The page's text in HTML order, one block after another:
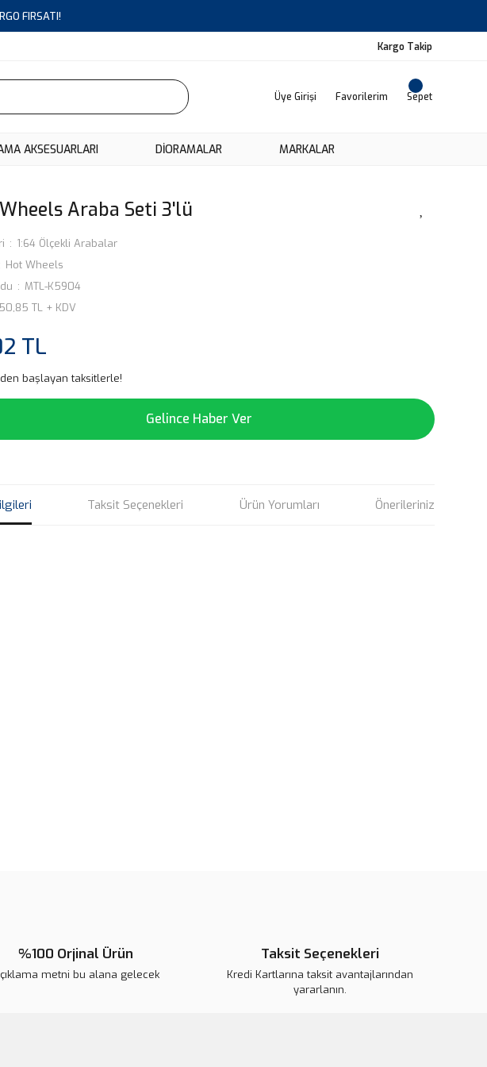
FIRSATI!
Kargo Takip
Üye Girişi Favorilerim Sepet
AKSESUARLARI DIORAMALAR MARKALAR
Araba Seti 3'lü
1:64 Ölçekli Arabalar
Hot Wheels
MTL-K5904
50,85 TL + KDV
TL
den başlayan taksitlerle!
Gelince Haber Ver
Taksit Seçenekleri Ürün Yorumları Önerileriniz
%100 Orjinal Ürün
metni bu alana gelecek
Taksit Seçenekleri
Kredi Kartlarına taksit avantajlarından
yararlanın.